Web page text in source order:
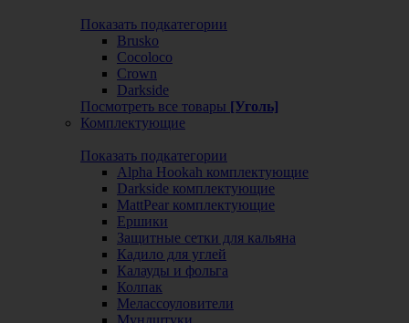
Показать подкатегории
Brusko
Cocoloco
Crown
Darkside
Посмотреть все товары [Уголь]
Комплектующие
Показать подкатегории
Alpha Hookah комплектующие
Darkside комплектующие
MattPear комплектующие
Ершики
Защитные сетки для кальяна
Кадило для углей
Калауды и фольга
Колпак
Мелассоуловители
Мундштуки